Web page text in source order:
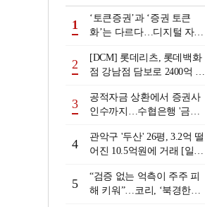
1
‘토큰증권’과 ‘증권 토큰
화’는 다르다…디지털 자본
2
[DCM] 롯데리츠, 롯데백화
점 강남점 담보로 2400억 조
3
공적자금 상환에서 증권사
인수까지…수협은행 '금융
행 금융그룹의 꿈①]
4
관악구 '두산' 26평, 3.2억 떨
어진 10.5억원에 거래 [일일
5
“검증 없는 억측이 주주 피
해 키워”…코리, ‘북경한미